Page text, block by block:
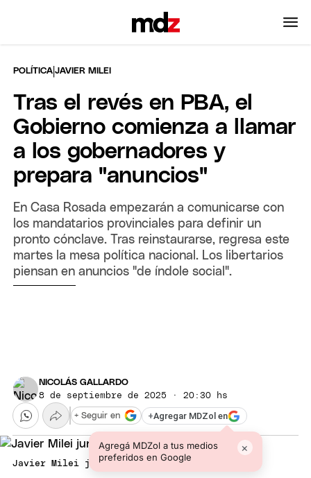
POLÍTICA |JAVIER MILEI
Tras el revés en PBA, el
Gobierno comienza a llamar
a los gobernadores y
prepara "anuncios"
En Casa Rosada empezarán a comunicarse con
los mandatarios provinciales para definir un
pronto cónclave. Tras reinstaurarse, regresa este
martes la mesa política nacional. Los libertarios
piensan en anuncios "de índole social".
NICOLÁS GALLARDO
8 de septiembre de 2025 · 20:30 hs
+Agregar MDZol en
Agregá MDZol a tus medios
preferidos en Google
×
+ Seguir en
Javier Milei junto a Guillermo Francos